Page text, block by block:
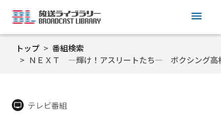
menu
トップ
番組検索
ＮＥＸＴ ―輝け！アスリートたち― ボクシング高
tv テレビ番組